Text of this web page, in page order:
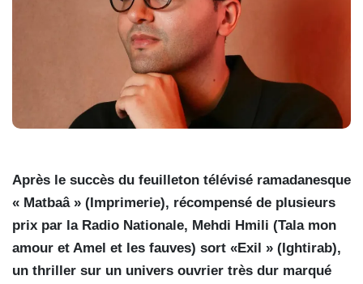
Après le succès du feuilleton télévisé ramadanesque
« Matbaâ » (Imprimerie), récompensé de plusieurs
prix par la Radio Nationale, Mehdi Hmili (Tala mon
amour et Amel et les fauves) sort «Exil » (Ightirab),
un thriller sur un univers ouvrier très dur marqué